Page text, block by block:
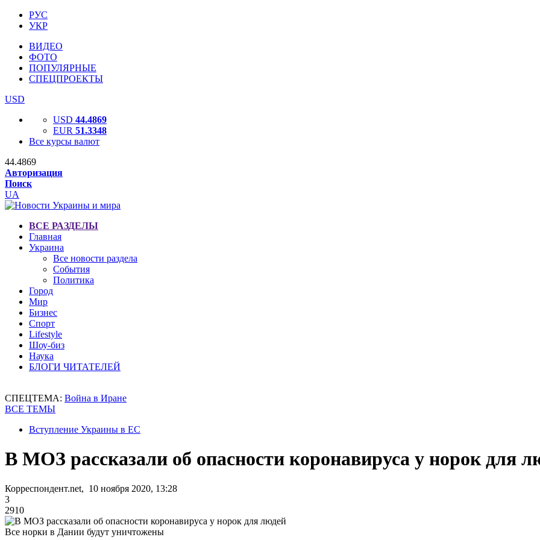
РУС
УКР
ВИДЕО
ФОТО
ПОПУЛЯРНЫЕ
СПЕЦПРОЕКТЫ
USD
USD 44.4869
EUR 51.3348
Все курсы валют
44.4869
Авторизация
Поиск
UA
ВСЕ РАЗДЕЛЫ
Главная
Украина
Все новости раздела
События
Политика
Город
Мир
Бизнес
Спорт
Lifestyle
Шоу-биз
Наука
БЛОГИ ЧИТАТЕЛЕЙ
СПЕЦТЕМА: Война в Иране
ВСЕ ТЕМЫ
Вступление Украины в ЕС
В МОЗ рассказали об опасности коронавируса у норок для
Корреспондент.net, 10 ноября 2020, 13:28
3
2910
Все норки в Дании будут уничтожены